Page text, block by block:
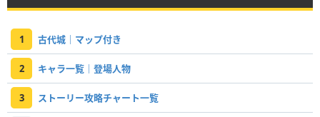
1 古代城｜マップ付き
2 キャラ一覧｜登場人物
3 ストーリー攻略チャート一覧